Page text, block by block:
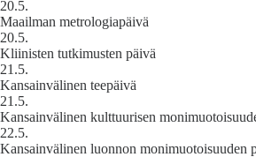
20.5.
Maailman metrologiapäivä
20.5.
Kliinisten tutkimusten päivä
21.5.
Kansainvälinen teepäivä
21.5.
Kansainvälinen kulttuurisen
22.5.
Kansainvälinen luonnon monimuotoisuuden